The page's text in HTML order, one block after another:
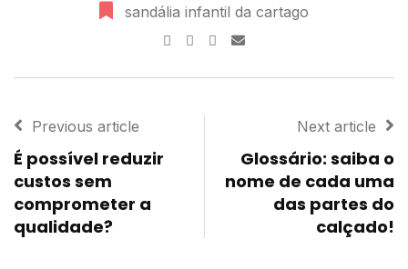
sandália infantil da cartago
Previous article
É possível reduzir
custos sem
comprometer a
qualidade?
Next article
Glossário: saiba o
nome de cada uma
das partes do
calçado!